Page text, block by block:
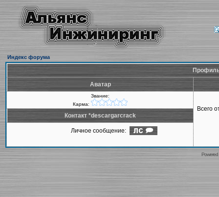
Индекс форума
Аватар
Звание:
Карма:
Всего
Контакт *descargarcrack
Личное сообщение: